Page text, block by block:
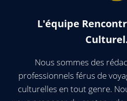
L'équipe
Nous sommes des
professionnels férus de
culturelles en tout genre.